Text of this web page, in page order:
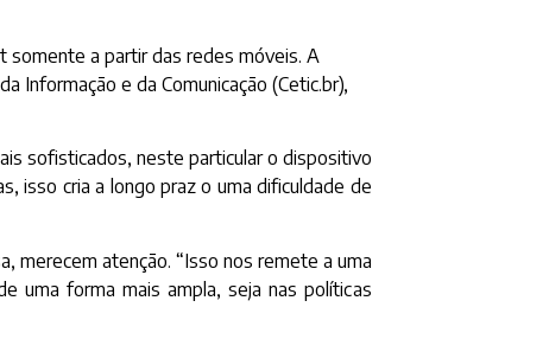
somente a partir das redes móveis. A
Informação e da Comunicação (Cetic.br),
sofisticados, neste particular o dispositivo
isso cria a longo praz o uma dificuldade de
merecem atenção. “Isso nos remete a uma
uma forma mais ampla, seja nas políticas